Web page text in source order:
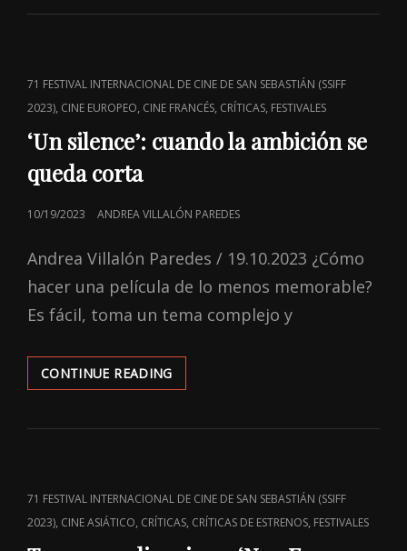
LOS
VIENTO
CAT
LINKS
71 FESTIVAL INTERNACIONAL DE CINE DE SAN SEBASTIÁN (SSIFF
2023), CINE EUROPEO, CINE FRANCÉS, CRÍTICAS, FESTIVALES
‘Un silence’: cuando la ambición se
queda corta
POSTED
10/19/2023 ANDREA VILLALÓN PAREDES
Andrea Villalón Paredes / 19.10.2023 ¿Cómo
hacer una película de lo menos memorable?
Es fácil, toma un tema complejo y
CONTINUE READING‘UN
SILENCE’:
LA
CORTA
CAT
LINKS
71 FESTIVAL INTERNACIONAL DE CINE DE SAN SEBASTIÁN (SSIFF
2023), CINE ASIÁTICO, CRÍTICAS, CRÍTICAS DE ESTRENOS, FESTIVALES